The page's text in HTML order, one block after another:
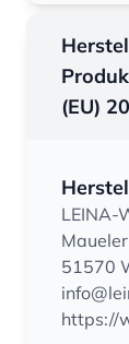
(EU)
LEINA-
51570
https://